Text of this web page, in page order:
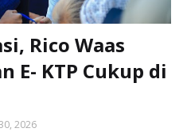
Rico Waas
E- KTP Cukup di
2026